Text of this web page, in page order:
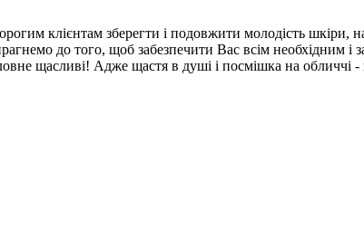
клієнтам зберегти і подовжити молодість шкіри,
до того, щоб забезпечити Вас всім необхідним
щасливі! Адже щастя в душі і посмішка на обличчі